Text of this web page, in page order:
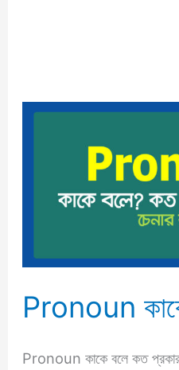
Pronoun
Pronoun কাকে বলে কত
Pronoun